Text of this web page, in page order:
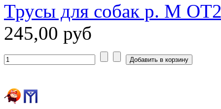
Трусы для собак р. М
245,00 руб